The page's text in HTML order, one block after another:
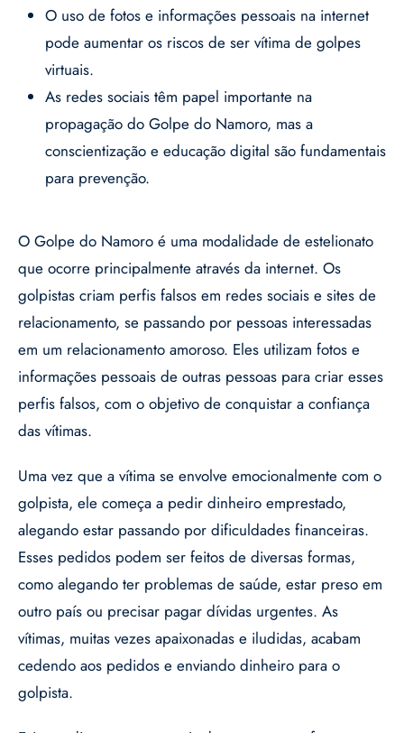
O uso de fotos e informações pessoais na internet
pode aumentar os riscos de ser vítima de golpes
virtuais.
As redes sociais têm papel importante na
propagação do Golpe do Namoro, mas a
conscientização e educação digital são fundamentais
para prevenção.
O Golpe do Namoro é uma modalidade de estelionato
que ocorre principalmente através da internet. Os
golpistas criam perfis falsos em redes sociais e sites de
relacionamento, se passando por pessoas interessadas
em um relacionamento amoroso. Eles utilizam fotos e
informações pessoais de outras pessoas para criar esses
perfis falsos, com o objetivo de conquistar a confiança
das vítimas.
Uma vez que a vítima se envolve emocionalmente com o
golpista, ele começa a pedir dinheiro emprestado,
alegando estar passando por dificuldades financeiras.
Esses pedidos podem ser feitos de diversas formas,
como alegando ter problemas de saúde, estar preso em
outro país ou precisar pagar dívidas urgentes. As
vítimas, muitas vezes apaixonadas e iludidas, acabam
cedendo aos pedidos e enviando dinheiro para o
golpista.